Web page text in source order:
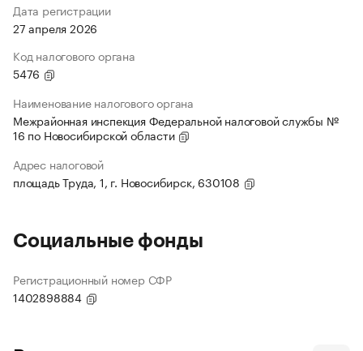
Дата регистрации
27 апреля 2026
Код налогового органа
5476
Наименование налогового органа
Межрайонная инспекция Федеральной налоговой службы №
16 по Новосибирской области
Адрес налоговой
площадь Труда, 1, г. Новосибирск, 630108
Социальные фонды
Регистрационный номер СФР
1402898884